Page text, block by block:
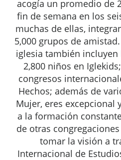
acogía un promedio de
fin de semana en los
muchas de ellas,
5,000 grupos de
iglesia también
2,800 niños en
congresos
Hechos; además de
Mujer, eres excepcional
a la formación
de otras
tomar la visión a
Internacional de